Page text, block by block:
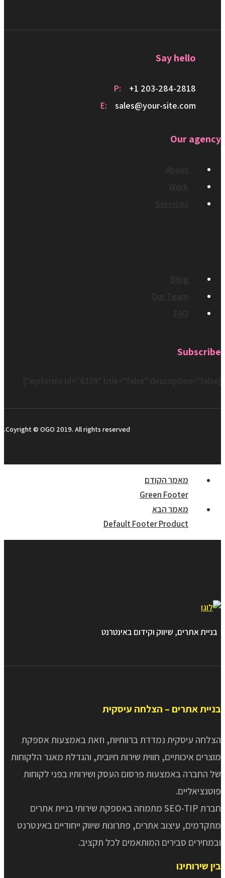
Say hello
P: +1 203-284-2818
E: sales@your-site.com
Our agency
Subscribe
Coyright © OGO 2019. All rights reserved.
מאמר הקודם
Green Footer
מאמר הבא
Default Footer Product
בניית אתרים, שיווק וקידום באינטרנט
בניית אתרים – הצלחה עיסקית
הצלחה עיסקית נמדדת ברווחיות, וזאת באמצעות אספקת
מוצרים איכותיים, חווית שירות חיובית, והגדלת מאגר הלקוחות
של החברה באמצעות פרסום העסק ושירותיו בפני לקוחות
פוטנציאליים.
חברת SEO-TIP מתמחה באספקת שירותי בניית אתרים
מתקדמים, עיצוב אתרים, פתרונות שיווק ייחודיים באינטרנט
ובמחירים סבירים המותאמים לכל תקציב.
בין שירותינו